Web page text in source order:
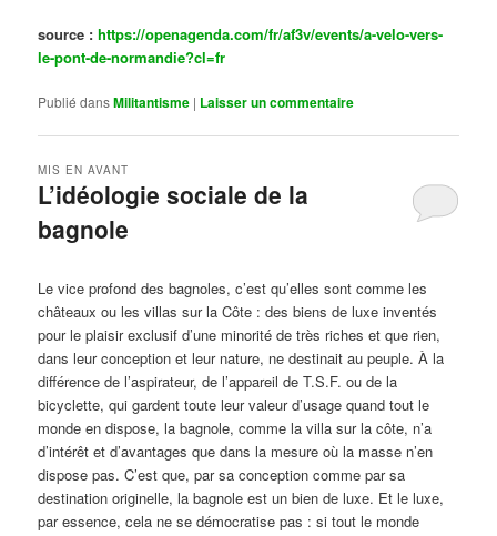
source :https://openagenda.com/fr/af3v/events/a-velo-vers-
le-pont-de-normandie?cl=fr
Publié dansMilitantisme | Laisser un commentaire
L’idéologie sociale de la
bagnole
MIS EN AVANT
Le vice profond des bagnoles, c’est qu’elles sont comme les
châteaux ou les villas sur la Côte : des biens de luxe inventés
pour le plaisir exclusif d’une minorité de très riches et que rien,
dans leur conception et leur nature, ne destinait au peuple. À la
différence de l’aspirateur, de l’appareil de T.S.F. ou de la
bicyclette, qui gardent toute leur valeur d’usage quand tout le
monde en dispose, la bagnole, comme la villa sur la côte, n’a
d’intérêt et d’avantages que dans la mesure où la masse n’en
dispose pas. C’est que, par sa conception comme par sa
destination originelle, la bagnole est un bien de luxe. Et le luxe,
par essence, cela ne se démocratise pas : si tout le monde